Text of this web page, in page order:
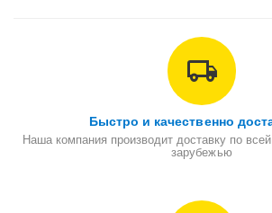
Быстро и качественно
Наша компания производит доставку по
зарубежью